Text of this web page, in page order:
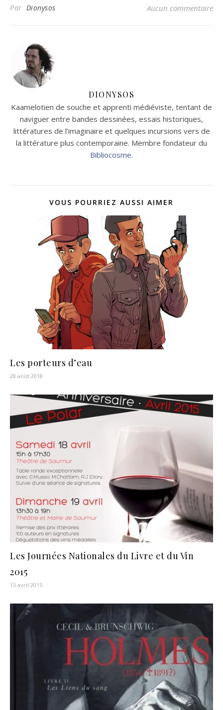
Par Dionysos Aucun commentaire
DIONYSOS
Kaamelotien de souche et apprenti médiéviste, tentant de
naviguer entre bandes dessinées, essais historiques,
littératures de l’imaginaire et quelques incursions vers de
la littérature plus contemporaine. Membre fondateur du
Bibliocosme.
VOUS POURRIEZ AUSSI AIMER
Les porteurs d’eau
28 août 2018
Les Journées Nationales du Livre et du Vin
2015
13 avril 2015